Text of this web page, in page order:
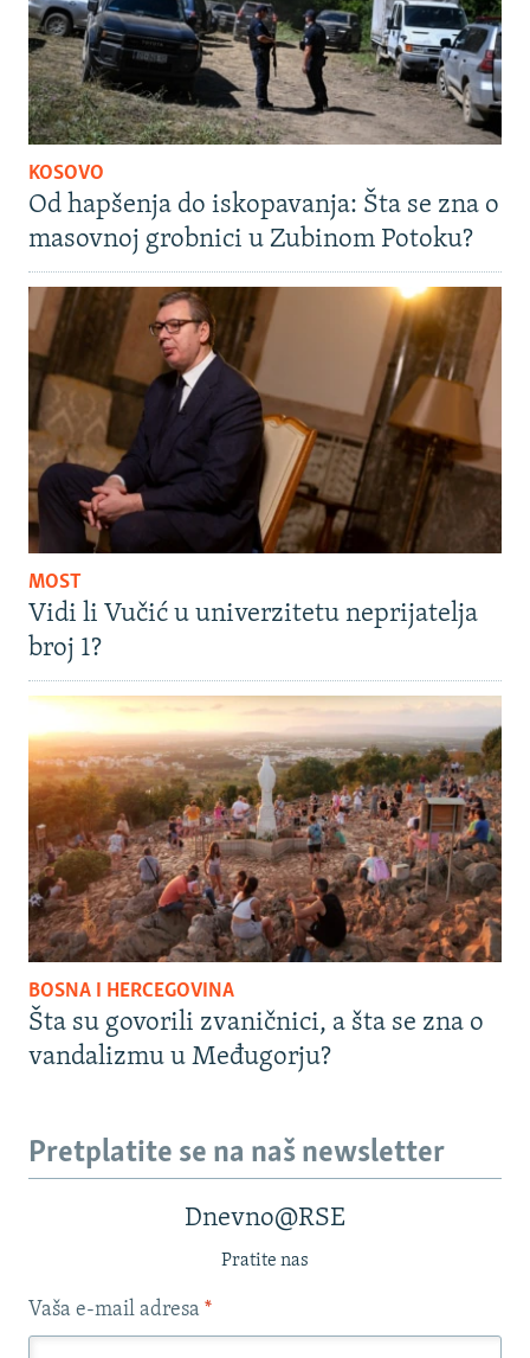
KOSOVO
Od hapšenja do iskopavanja: Šta se zna o
masovnoj grobnici u Zubinom Potoku?
MOST
Vidi li Vučić u univerzitetu neprijatelja
broj 1?
BOSNA I HERCEGOVINA
Šta su govorili zvaničnici, a šta se zna o
vandalizmu u Međugorju?
Pretplatite se na naš newsletter
Dnevno@RSE
Pratite nas
Vaša e-mail adresa *